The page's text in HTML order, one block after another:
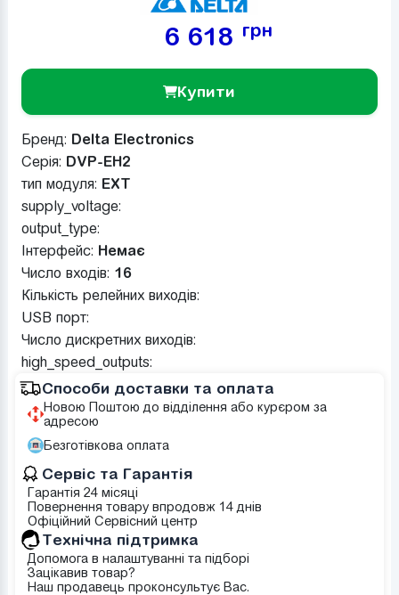
6 618 грн
Купити
Бренд: Delta Electronics
Серія: DVP-EH2
тип модуля: EXT
supply_voltage:
output_type:
Інтерфейс: Немає
Число входів: 16
Кількість релейних виходів:
USB порт:
Число дискретних виходів:
high_speed_outputs:
Способи доставки та оплата
Новою Поштою до відділення або курєром за
адресою
Безготівкова оплата
Сервіс та Гарантія
Гарантія 24 місяці
Повернення товару впродовж 14 днів
Офіційний Сервісний центр
Tехнічна підтримка
Допомога в налаштуванні та підборі
Зацікавив товар?
Наш продавець проконсультує Вас.